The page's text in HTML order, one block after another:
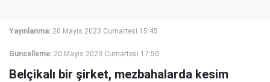
Yayınlanma: 20 Mayıs 2023 Cumartesi 15:45
Güncelleme: 20 Mayıs 2023 Cumartesi 17:50
Belçikalı bir şirket, mezbahalarda kesim